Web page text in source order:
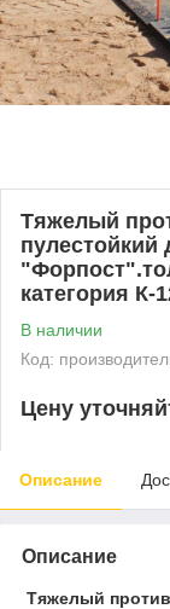
Тяжелый
категория К-
В наличии
Код:
Цену
Описание
Описание
Тяжелый